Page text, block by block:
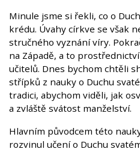
Minule jsme si řekli, co o
krédu. Úvahy církve se však
stručného vyznání víry.
na Západě, a to
učitelů. Dnes bychom chtěli
střípků z nauky o Duchu
tradici, abychom viděli, jak
a zvláště svátost manželství.
Hlavním původcem této
rozvinul učení o Duchu